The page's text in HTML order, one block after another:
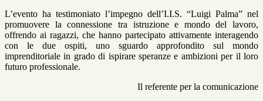
L’evento ha testimoniato l’impegno dell’I.I.S. “Luigi Palma” nel
promuovere la connessione tra istruzione e mondo del lavoro,
offrendo ai ragazzi, che hanno partecipato attivamente interagendo
con le due ospiti, uno sguardo approfondito sul mondo
imprenditoriale in grado di ispirare speranze e ambizioni per il loro
futuro professionale.
Il referente per la comunicazione